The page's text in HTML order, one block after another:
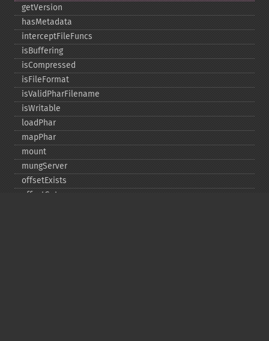
getVersion
hasMetadata
interceptFileFuncs
isBuffering
isCompressed
isFileFormat
isValidPharFilename
isWritable
loadPhar
mapPhar
mount
mungServer
offsetExists
offsetGet